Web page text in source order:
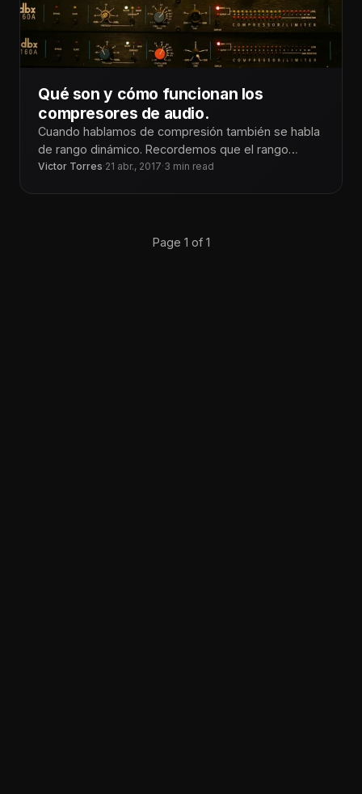
Qué son y cómo funcionan los
compresores de audio.
Cuando hablamos de compresión también se habla
de rango dinámico. Recordemos que el rango
dinámico es la diferencia en amplitud
Victor Torres·21 abr., 2017·3 min read
Page 1 of 1